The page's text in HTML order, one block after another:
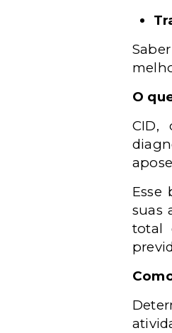
O
CID,
Esse
suas
total